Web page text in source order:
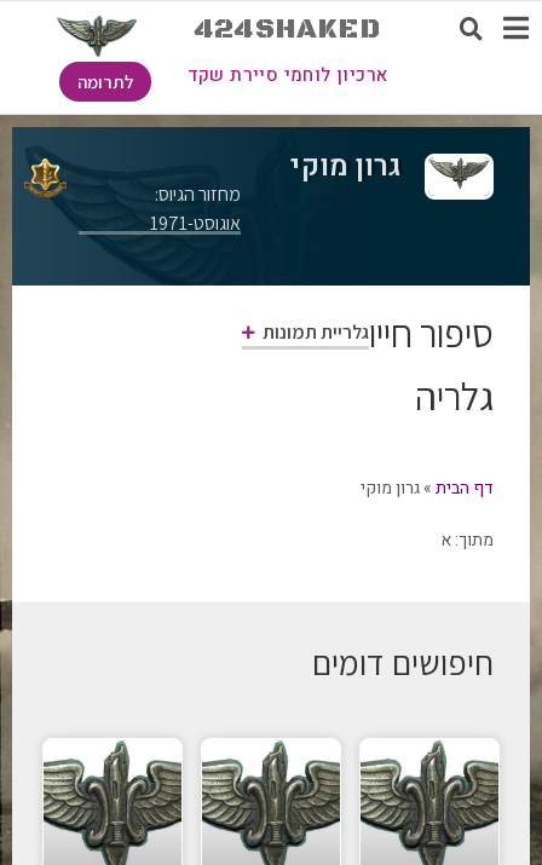
424SHAKED
ארכיון לוחמי סיירת שקד לתרומה
גרון מוקי
מחזור הגיוס:
אוגוסט-1971
סיפור חייוגלריית תמונות
גלריה
דף הבית»גרון מוקי
מתוך:א
חיפושים דומים